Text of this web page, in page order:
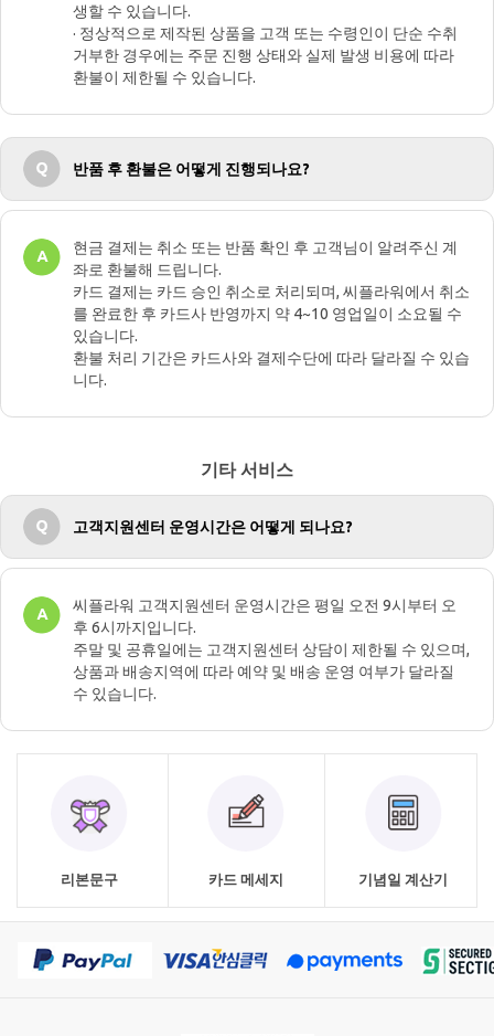
생할 수 있습니다.
· 정상적으로 제작된 상품을 고객 또는 수령인이 단순 수취
거부한 경우에는 주문 진행 상태와 실제 발생 비용에 따라
환불이 제한될 수 있습니다.
반품 후 환불은 어떻게 진행되나요?
현금 결제는 취소 또는 반품 확인 후 고객님이 알려주신 계
좌로 환불해 드립니다.
카드 결제는 카드 승인 취소로 처리되며, 씨플라워에서 취소
를 완료한 후 카드사 반영까지 약 4~10 영업일이 소요될 수
있습니다.
환불 처리 기간은 카드사와 결제수단에 따라 달라질 수 있습
니다.
기타 서비스
고객지원센터 운영시간은 어떻게 되나요?
씨플라워 고객지원센터 운영시간은 평일 오전 9시부터 오
후 6시까지입니다.
주말 및 공휴일에는 고객지원센터 상담이 제한될 수 있으며,
상품과 배송지역에 따라 예약 및 배송 운영 여부가 달라질
수 있습니다.
리본문구 카드 메세지 기념일 계산기